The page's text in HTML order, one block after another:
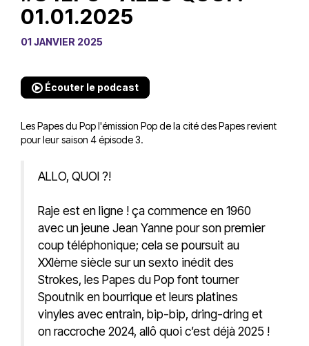
01.01.2025
01 JANVIER 2025
Écouter le podcast
Les Papes du Pop l'émission Pop de la cité des Papes revient
pour leur saison 4 épisode 3.
ALLO, QUOI ?!
Raje est en ligne ! ça commence en 1960
avec un jeune Jean Yanne pour son premier
coup téléphonique; cela se poursuit au
XXIème siècle sur un sexto inédit des
Strokes, les Papes du Pop font tourner
Spoutnik en bourrique et leurs platines
vinyles avec entrain, bip-bip, dring-dring et
on raccroche 2024, allô quoi c’est déjà 2025 !